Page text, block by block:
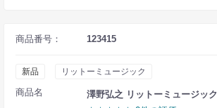
商品番号： 123415
新品 リットーミュージック
商品名
澤野弘之 リットーミュージック